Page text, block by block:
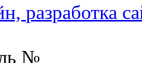
разработка
№